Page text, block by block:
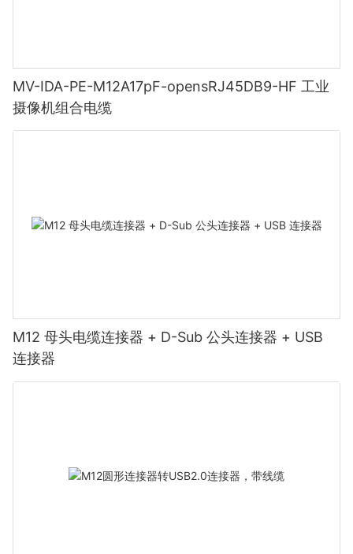
MV-IDA-PE-M12A17pF-opensRJ45DB9-HF 工业
摄像机组合电缆
M12 母头电缆连接器 + D-Sub 公头连接器 + USB
连接器